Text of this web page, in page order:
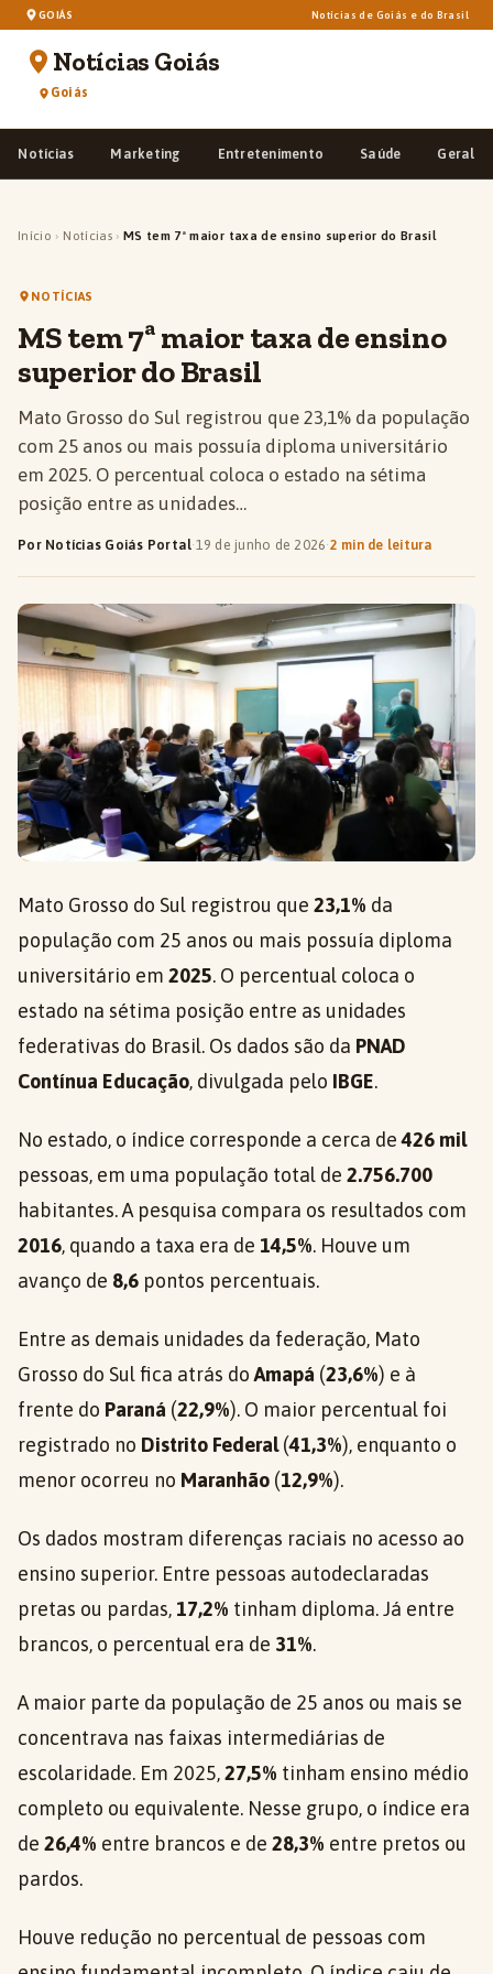
GOIÁS Notícias de Goiás e do Brasil
Notícias Goiás
Goiás
Notícias Marketing Entretenimento Saúde Geral
Início › Notícias › MS tem 7ª maior taxa de ensino superior do Brasil
NOTÍCIAS
MS tem 7ª maior taxa de ensino
superior do Brasil
Mato Grosso do Sul registrou que 23,1% da população
com 25 anos ou mais possuía diploma universitário
em 2025. O percentual coloca o estado na sétima
posição entre as unidades…
Por Notícias Goiás Portal·19 de junho de 2026·2 min de leitura
Mato Grosso do Sul registrou que 23,1% da
população com 25 anos ou mais possuía diploma
universitário em 2025. O percentual coloca o
estado na sétima posição entre as unidades
federativas do Brasil. Os dados são da PNAD
Contínua Educação, divulgada pelo IBGE.
No estado, o índice corresponde a cerca de426 mil
pessoas, em uma população total de 2.756.700
habitantes. A pesquisa compara os resultados com
2016, quando a taxa era de 14,5%. Houve um
avanço de 8,6 pontos percentuais.
Entre as demais unidades da federação, Mato
Grosso do Sul fica atrás doAmapá (23,6%) e à
frente do Paraná (22,9%). O maior percentual foi
registrado no Distrito Federal(41,3%), enquanto o
menor ocorreu no Maranhão (12,9%).
Os dados mostram diferenças raciais no acesso ao
ensino superior. Entre pessoas autodeclaradas
pretas ou pardas, 17,2% tinham diploma. Já entre
brancos, o percentual era de 31%.
A maior parte da população de 25 anos ou mais se
concentrava nas faixas intermediárias de
escolaridade. Em 2025,27,5% tinham ensino médio
completo ou equivalente. Nesse grupo, o índice era
de 26,4% entre brancos e de 28,3% entre pretos ou
pardos.
Houve redução no percentual de pessoas com